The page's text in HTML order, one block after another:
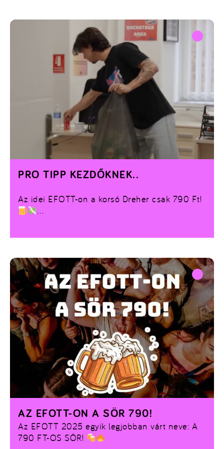
Az idei EFOTT-on a korsó Dreher csak 790 Ft!
PRO TIPP KEZDŐKNEK..
Az EFOTT 2025 egyik legjobban várt neve: A
790 FT-OS SÖR!
AZ EFOTT-ON A SÖR 790!